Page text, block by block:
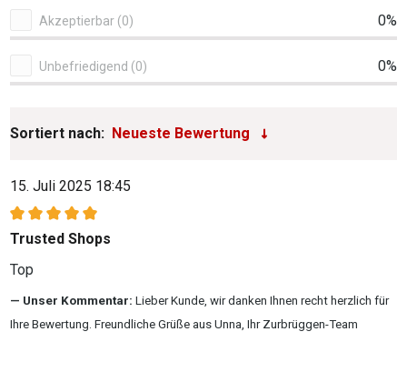
Akzeptierbar (0) 0%
Unbefriedigend (0) 0%
Sortiert nach:
15. Juli 2025 18:45
Bewertung mit 5 von 5 Sternen
Trusted Shops
Top
Unser Kommentar: Lieber Kunde, wir danken Ihnen recht herzlich für
Ihre Bewertung. Freundliche Grüße aus Unna, Ihr Zurbrüggen-Team